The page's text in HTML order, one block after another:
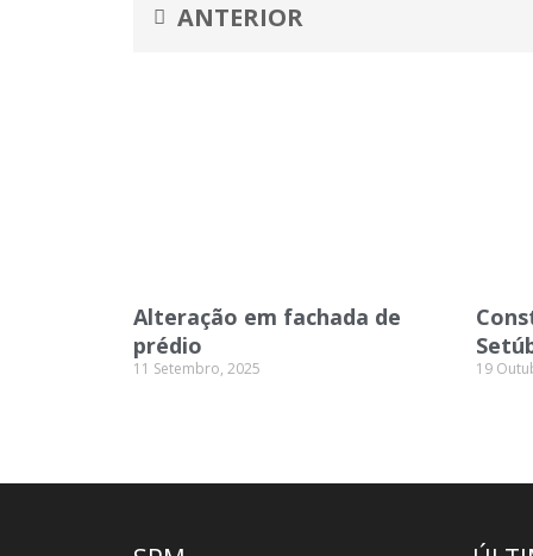
ANTERIOR
Alteração em fachada de
prédio
11 Setembro, 2025 19